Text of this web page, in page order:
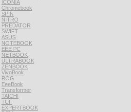
ICONIA
Chromebook
SPIN
NITRO
PREDATOR
SWIFT
ASUS
NOTEBOOK
EEE PC
NETBOOK
ULTRABOOK
ZENBOOK
VivoBook
ROG
EeeBook
Transformer
TAICHI
TUF
EXPERTBOOK